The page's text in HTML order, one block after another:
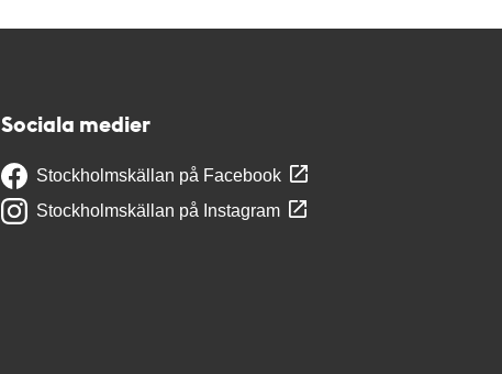
Sociala medier
Stockholmskällan på Facebook
Stockholmskällan på Instagram